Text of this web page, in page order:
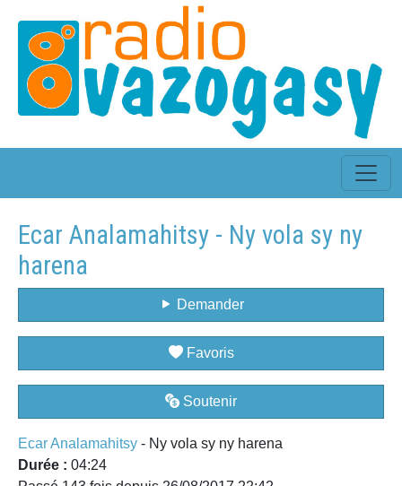
Ecar Analamahitsy - Ny vola sy ny
harena
Demander
Favoris
Soutenir
Ecar Analamahitsy - Ny vola sy ny harena
Durée : 04:24